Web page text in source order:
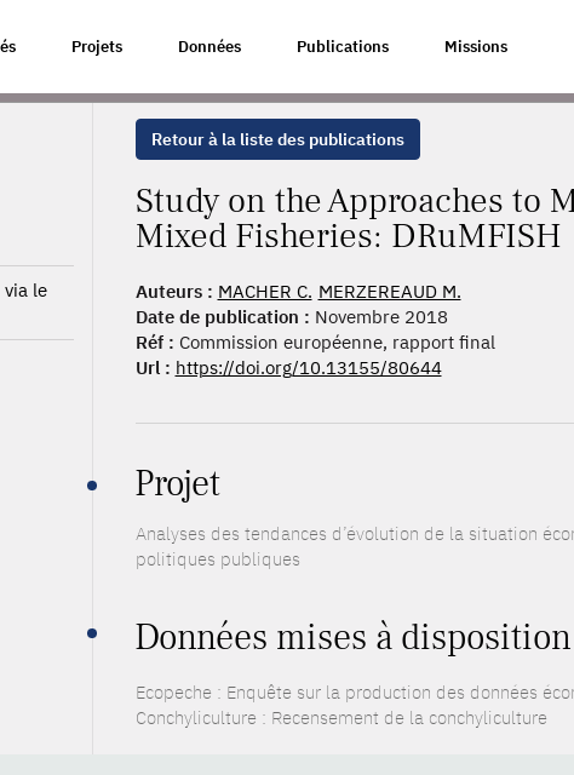
Projets Données Publications Missions
ON THE APPROACHES TO MANAGEMENT FOR DATA-POOR STOCKS IN
via le
Retour à la liste des publications
Study on the Approaches to
Mixed Fisheries: DRuMFISH
Auteurs : MACHER C. MERZEREAUD M.
Date de publication : Novembre 2018
Réf : Commission européenne, rapport final
Url : https://doi.org/10.13155/80644
Projet
Analyses des tendances d’évolution de la situation
politiques publiques
Données mises à
Ecopeche : Enquête sur la production des données
Conchyliculture : Recensement de la conchyliculture